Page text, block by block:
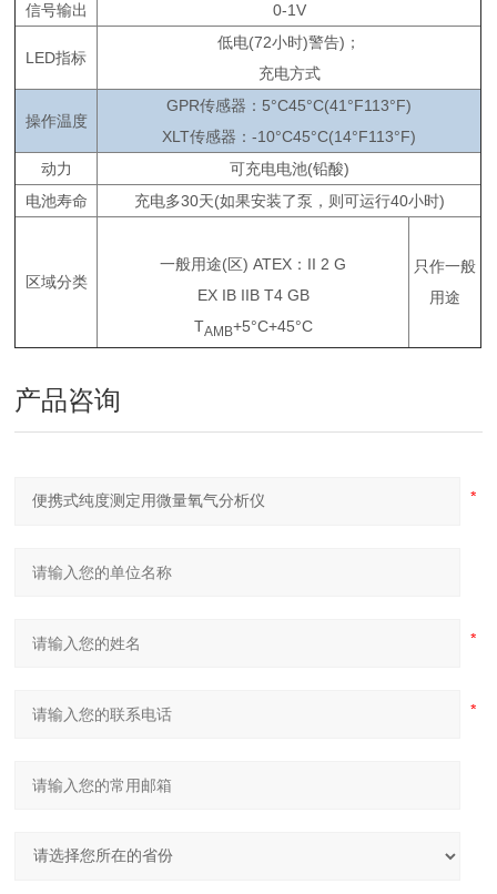
信号输出
0-1V
LED指标
低电(72小时)警告)；
充电方式
操作温度
GPR传感器：5°C45°C(41°F113°F)
XLT传感器：-10°C45°C(14°F113°F)
动力
可充电电池(铅酸)
电池寿命
充电多30天(如果安装了泵，则可运行40小时)
区域分类
一般用途(区) ATEX：II 2 G
EX IB IIB T4 GB
TAMB+5°C+45°C
只作一般
用途
产品咨询